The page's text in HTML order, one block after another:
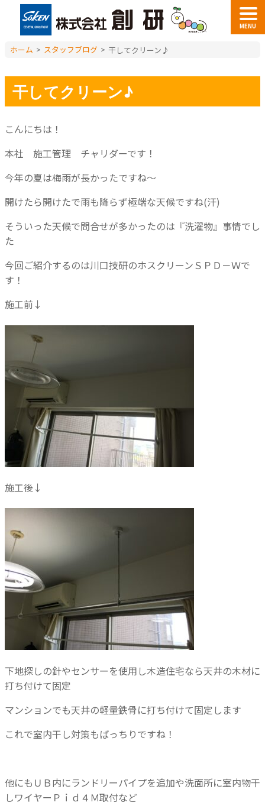
MENU
ホーム > スタッフブログ > 干してクリーン♪
干してクリーン♪
こんにちは！
本社 施工管理 チャリダーです！
今年の夏は梅雨が長かったですね～
開けたら開けたで雨も降らず極端な天候ですね(汗)
そういった天候で問合せが多かったのは『洗濯物』事情でし
た
今回ご紹介するのは川口技研のホスクリーンＳＰＤ－Ｗで
す！
施工前↓
施工後↓
下地探しの針やセンサーを使用し木造住宅なら天井の木材に
打ち付けて固定
マンションでも天井の軽量鉄骨に打ち付けて固定します
これで室内干し対策もばっちりですね！
他にもＵＢ内にランドリーパイプを追加や洗面所に室内物干
しワイヤーＰｉｄ４Ｍ取付など